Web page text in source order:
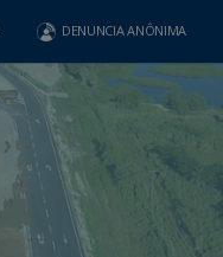
DENUNCIA ANÔNIMA